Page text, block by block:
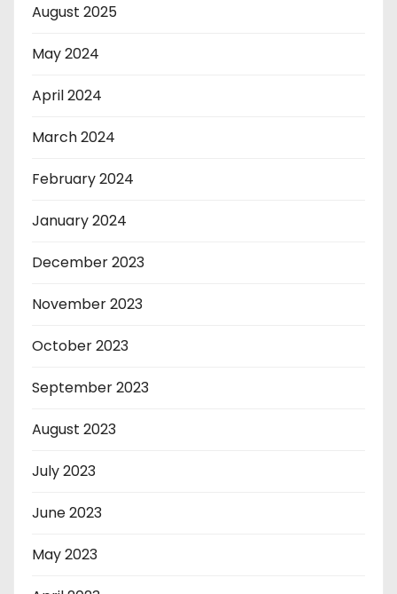
August 2025
May 2024
April 2024
March 2024
February 2024
January 2024
December 2023
November 2023
October 2023
September 2023
August 2023
July 2023
June 2023
May 2023